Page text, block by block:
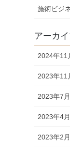
施術ビジ
アーカ
2024年11
2023年11
2023年7月
2023年4月
2023年2月